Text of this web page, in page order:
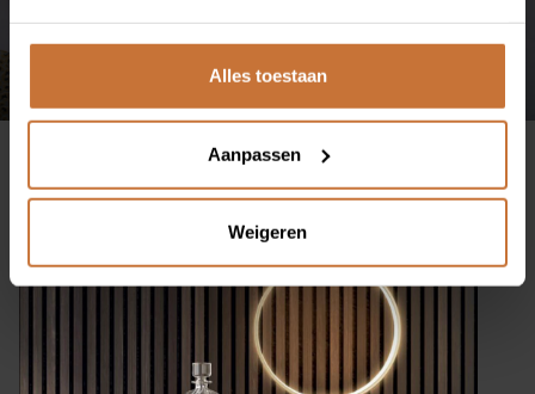
Alles toestaan
Aanpassen
Weigeren
CONTACT
Ringbaan-Zuid 251
info@meijswonen.com